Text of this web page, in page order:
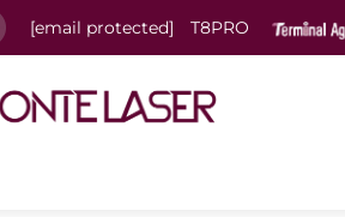
[email protected] T8PRO